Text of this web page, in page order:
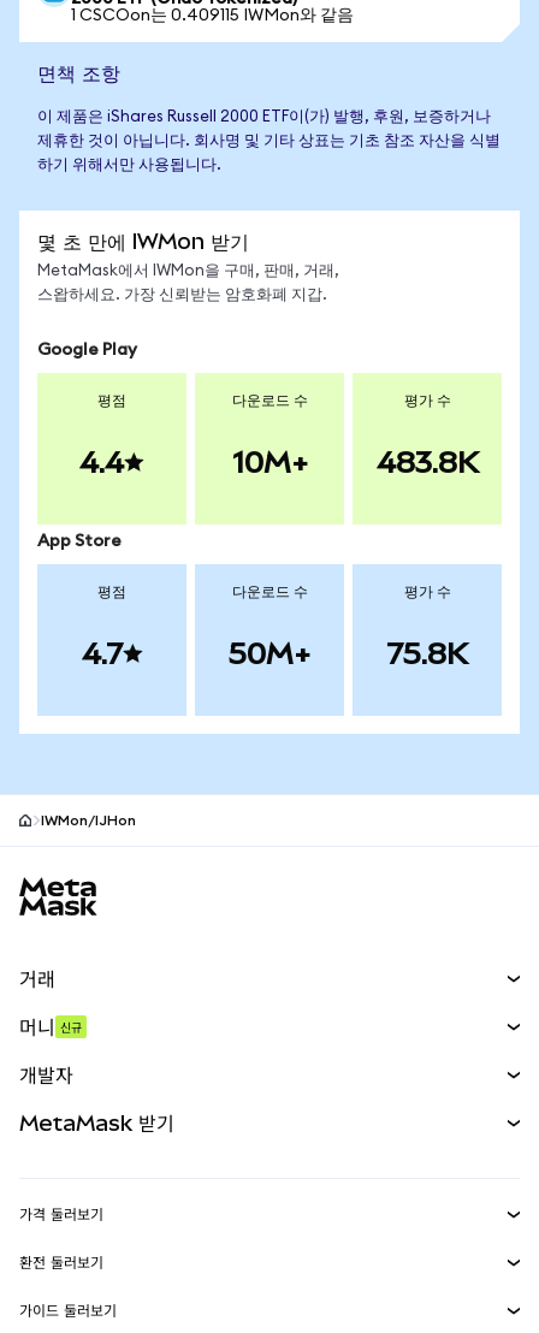
1 CSCOon는 0.409115 IWMon와 같음
면책 조항
이 제품은 iShares Russell 2000 ETF이(가) 발행, 후원, 보증하거나
제휴한 것이 아닙니다. 회사명 및 기타 상표는 기초 참조 자산을 식별
하기 위해서만 사용됩니다.
몇 초 만에 IWMon 받기
MetaMask에서 IWMon을 구매, 판매, 거래,
스왑하세요. 가장 신뢰받는 암호화폐 지갑.
Google Play
평점
4.4
다운로드 수
10M+
평가 수
483.8K
App Store
평점
4.7
다운로드 수
50M+
평가 수
75.8K
IWMon/IJHon
거래
무기한 선물
실물자산
머니 신규
개발자
MetaMask Connect
Snaps
MetaMask 받기
보안
가격 둘러보기
이더리움 가격
솔라나 가격
환전 둘러보기
ETH를 USD로 환전
가이드 둘러보기